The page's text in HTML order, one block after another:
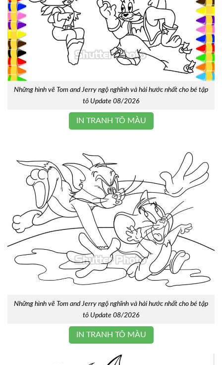
Những hình vẽ Tom and Jerry ngộ nghĩnh và hài hước nhất cho bé tập
tô Update 08/2026
IN TRANH TÔ MÀU
Những hình vẽ Tom and Jerry ngộ nghĩnh và hài hước nhất cho bé tập
tô Update 08/2026
IN TRANH TÔ MÀU